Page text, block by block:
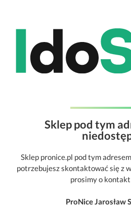
Sklep pod tym
Sklep pronice.pl pod tym
potrzebujesz skontaktować się z
prosimy o
ProNice Jarosław